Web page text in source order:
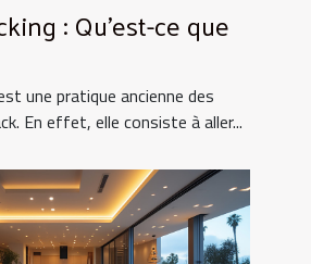
: Qu’est-ce que
une pratique ancienne des
En effet, elle consiste à aller...